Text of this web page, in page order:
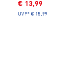
€ 13,99
UVP* € 15,99